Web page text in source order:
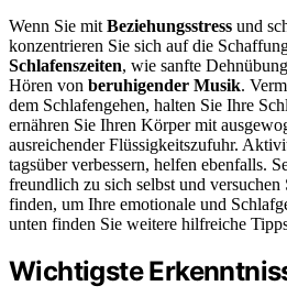
Wenn Sie mit Beziehungsstress und
konzentrieren Sie sich auf die
Schlafenszeiten, wie sanfte
Hören von beruhigender Musik.
dem Schlafengehen, halten Sie Ihre
ernähren Sie Ihren Körper mit
ausreichender Flüssigkeitszufuhr.
tagsüber verbessern, helfen ebenfalls.
freundlich zu sich selbst und
finden, um Ihre emotionale und
unten finden Sie weitere hilfreiche
Wichtigste